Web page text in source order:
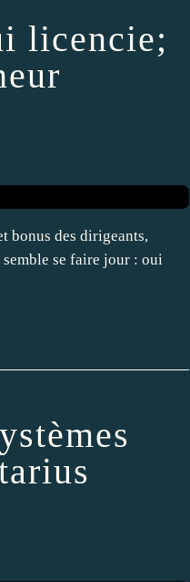
licencie;
bonus des dirigeants,
semble se faire jour : oui